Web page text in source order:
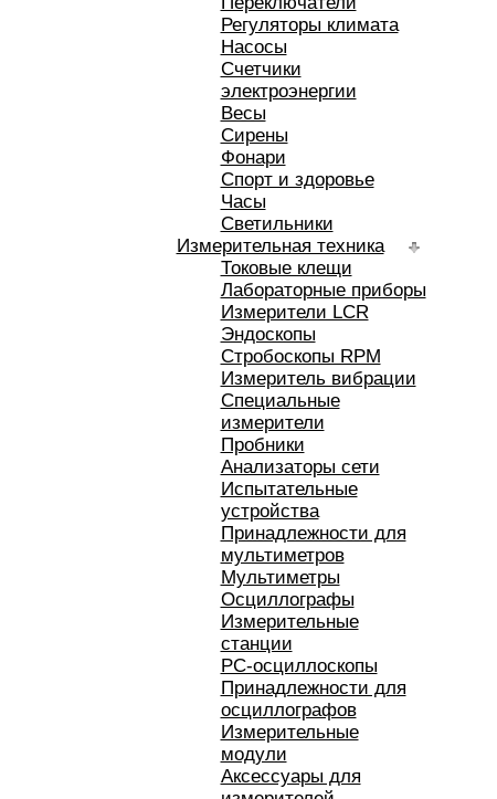
Регуляторы климата
Насосы
Счетчики
электроэнергии
Весы
Сирены
Фонари
Спорт и здоровье
Часы
Светильники
Измерительная техника
Токовые клещи
Лабораторные приборы
Измерители LCR
Эндоскопы
Стробоскопы RPM
Измеритель вибрации
Специальные
измерители
Пробники
Анализаторы сети
Испытательные
устройства
Принадлежности для
мультиметров
Мультиметры
Осциллографы
Измерительные
станции
РС-осциллоскопы
Принадлежности для
осциллографов
Измерительные
модули
Аксессуары для